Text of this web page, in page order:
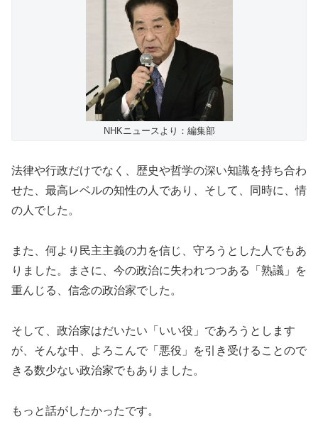
NHKニュースより：編集部
法律や行政だけでなく、歴史や哲学の深い知識を持ち合わ
せた、最高レベルの知性の人であり、そして、同時に、情
の人でした。
また、何より民主主義の力を信じ、守ろうとした人でもあ
りました。まさに、今の政治に失われつつある「熟議」を
重んじる、信念の政治家でした。
そして、政治家はだいたい「いい役」であろうとします
が、そんな中、よろこんで「悪役」を引き受けることので
きる数少ない政治家でもありました。
もっと話がしたかったです。